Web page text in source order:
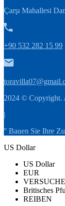
Çarşı Mahallesi
+90 532 282 15 99
2024 © Copyright.
|
'' Bauen Sie Ihre
US Dollar
US Dollar
EUR
Britisches
REIBEN